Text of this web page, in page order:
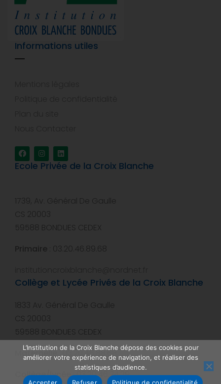
Informations utiles
Ecole Privée de la Croix Blanche
1739, Av. Général De Gaulle
CS 20003
59588 BONDUES CEDEX
Primaire : 03.20.46.89.68
Collège et Lycée Privés de la Croix Blanche
1833 Av. Général De Gaulle
CS 20003
59588 BONDUES CEDEX
Maternelle : 03.20.46.88.68
Collège/lycée: 03.20.46.24.29
L’Institution de la Croix Blanche dépose des cookies pour
améliorer votre expérience de navigation, et réaliser des
statistiques d’audience.
Accepter
Refuser Politique de confidentialité